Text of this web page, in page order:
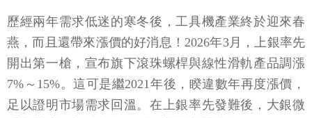
歷經兩年需求低迷的寒冬後，工具機產業終於迎來春
燕，而且還帶來漲價的好消息！2026年3月，上銀率先
開出第一槍，宣布旗下滾珠螺桿與線性滑軌產品調漲
7%～15%。這可是繼2021年後，睽違數年再度漲價，
足以證明市場需求回溫。在上銀率先發難後，大銀微